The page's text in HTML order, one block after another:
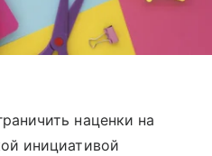
наценки на
инициативой